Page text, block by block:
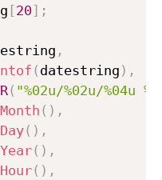
[20] ;
,
( datestring ) ,
( "%02u/%02u/%04u
Month ( ) ,
Day( ) ,
Year( ) ,
Hour( ) ,